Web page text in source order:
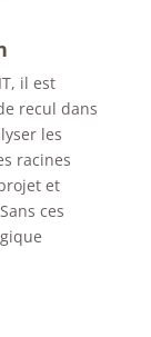
il est
recul dans
les
racines
et
Sans ces